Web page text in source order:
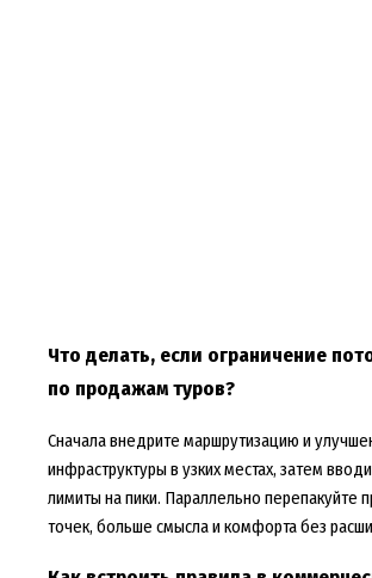
Что делать, если ограничение
по продажам туров?
Сначала внедрите маршрутизацию и
инфраструктуры в узких местах, затем
лимиты на пики. Параллельно перепакуйте
точек, больше смысла и комфорта без